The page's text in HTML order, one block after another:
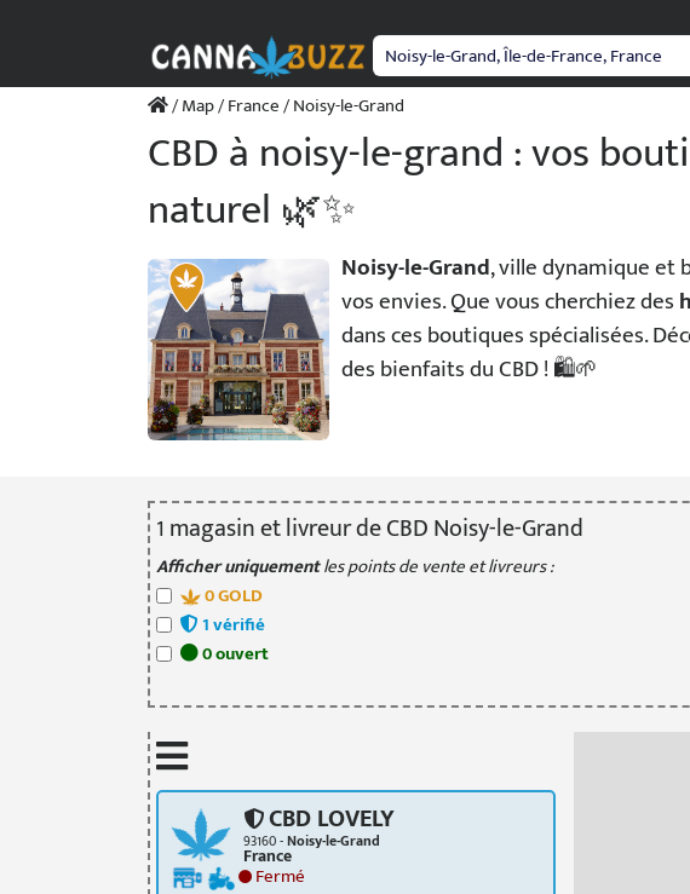
/Map/France/ Noisy-le-Grand
CBD à noisy-le-grand : vos
naturel 🌿✨
Noisy-le-Grand, ville dynamique et
vos envies. Que vous cherchiez des
dans ces boutiques spécialisées.
des bienfaits du CBD ! 🛍️🌱
1 magasinet livreurde CBD Noisy-le-Grand
Afficher uniquementles points de vente et livreurs :
0GOLD
1vérifié
0ouvert
CBD LOVELY
93160 -Noisy-le-Grand
France
Fermé